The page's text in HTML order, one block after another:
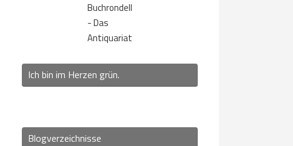
Buchrondell
- Das
Antiquariat
Ich bin im Herzen grün.
Blogverzeichnisse